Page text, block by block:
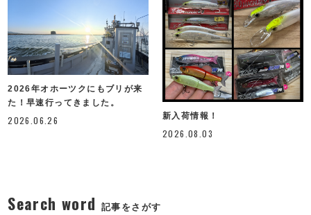
2026年オホーツクにもブリが来
た！早速行ってきました。
2026.06.26 新入荷情報！
2026.08.03
Search word 記事をさがす